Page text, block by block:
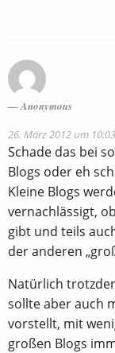
Anonymous
26. März 2012 um
Schade das bei
Blogs oder eh
Kleine Blogs
vernachlässigt,
gibt und teils
der anderen
Natürlich
sollte aber auch
vorstellt, mit
großen Blogs